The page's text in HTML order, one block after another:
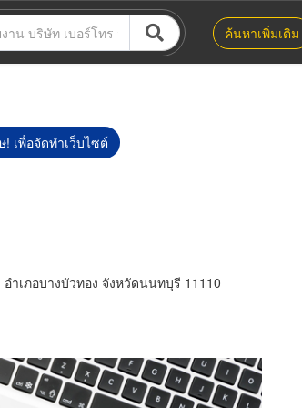
ค้นหาเพิ่มเติม
เพื่อจัดทำเว็บไซต์
ำเภอบางบัวทอง จังหวัดนนทบุรี 11110